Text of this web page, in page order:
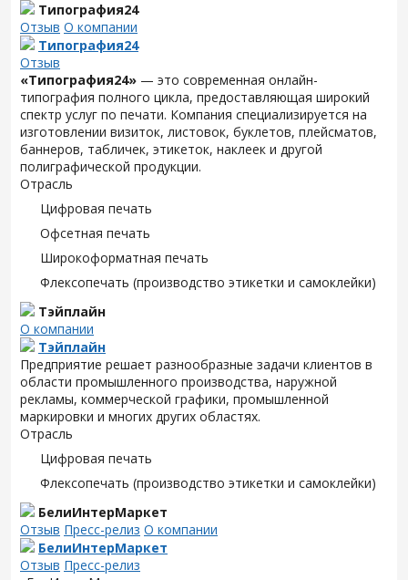
Типография24
Отзыв О компании
Типография24
Отзыв
«Типография24» — это современная онлайн-
типография полного цикла, предоставляющая широкий
спектр услуг по печати. Компания специализируется на
изготовлении визиток, листовок, буклетов, плейсматов,
баннеров, табличек, этикеток, наклеек и другой
полиграфической продукции.
Отрасль
Цифровая печать
Офсетная печать
Широкоформатная печать
Флексопечать (производство этикетки и самоклейки)
Тэйплайн
О компании
Тэйплайн
Предприятие решает разнообразные задачи клиентов в
области промышленного производства, наружной
рекламы, коммерческой графики, промышленной
маркировки и многих других областях.
Отрасль
Цифровая печать
Флексопечать (производство этикетки и самоклейки)
БелиИнтерМаркет
Отзыв Пресс-релиз О компании
БелиИнтерМаркет
Отзыв Пресс-релиз